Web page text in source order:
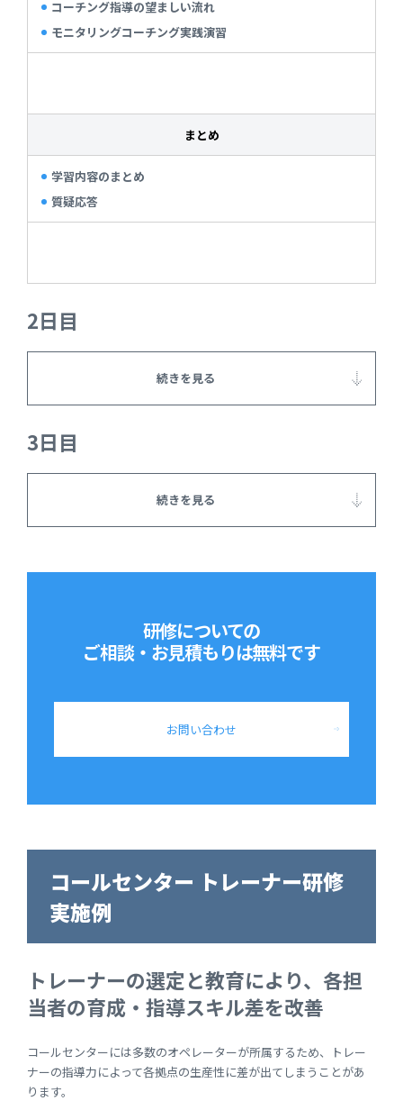
コーチング指導の望ましい流れ
モニタリングコーチング実践演習
まとめ
学習内容のまとめ
質疑応答
2日目
続きを見る
3日目
続きを見る
研修についての
ご相談・お見積もりは無料です
お問い合わせ
コールセンター トレーナー研修
実施例
トレーナーの選定と教育により、各担
当者の育成・指導スキル差を改善
コールセンターには多数のオペレーターが所属するため、トレー
ナーの指導力によって各拠点の生産性に差が出てしまうことがあ
ります。